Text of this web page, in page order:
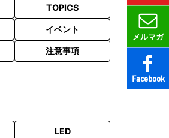
メルマガ
Facebook
TOPICS
イベント
注意事項
LED